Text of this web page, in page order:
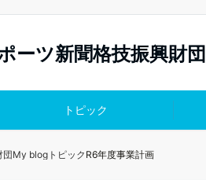
ーツ新聞格技振興財団
トピック
団My blog トピック R6年度事業計画